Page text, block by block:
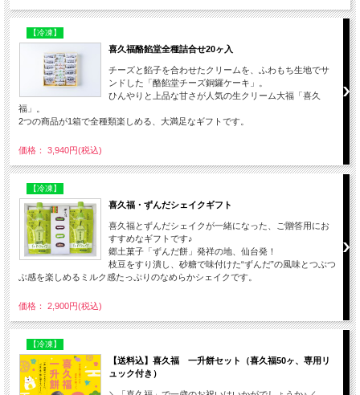
【冷凍】
喜久福酪餡堂全種詰合せ20ヶ入
チーズと餡子を合わせたクリームを、ふわもち生地でサ
ンドした「酪餡堂チーズ銅鑼ケーキ」。
ひんやりと上品な甘さが人気の生クリーム大福「喜久
福」。
2つの商品が1箱で全種類楽しめる、大満足なギフトです。
価格： 3,940円(税込)
【冷凍】
喜久福・ずんだシェイクギフト
喜久福とずんだシェイクが一緒になった、ご贈答用にお
すすめなギフトです♪
郷土菓子「ずんだ餅」発祥の地、仙台発！
枝豆をすり潰し、砂糖で味付けた“ずんだ”の風味とつぶつ
ぶ感を楽しめるミルク感たっぷりのなめらかシェイクです。
価格： 2,900円(税込)
【冷凍】
【送料込】喜久福 一升餅セット（喜久福50ヶ、専用リ
ュック付き）